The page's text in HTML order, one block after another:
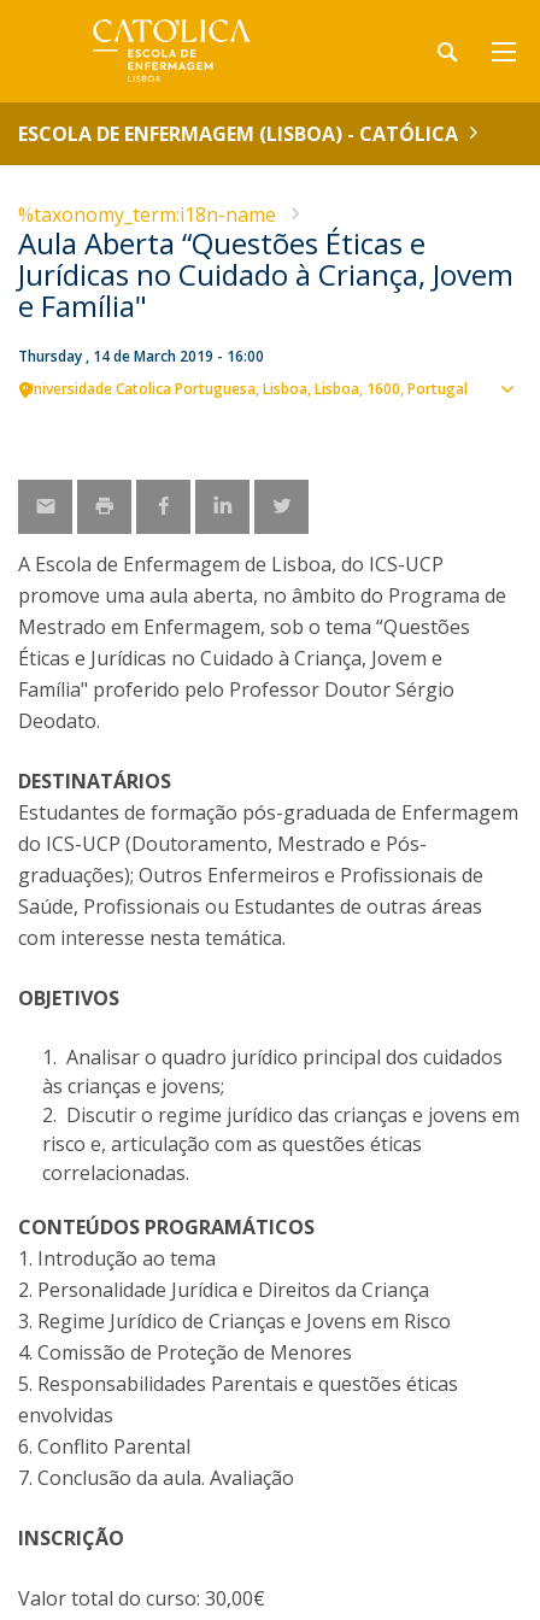
ESCOLA DE ENFERMAGEM (LISBOA) - CATÓLICA
%taxonomy_term:i18n-name
Aula Aberta “Questões Éticas e
Jurídicas no Cuidado à Criança, Jovem
e Família"
Thursday , 14 de March 2019 - 16:00
Universidade Catolica Portuguesa Lisboa Lisboa 1600 Portugal
A Escola de Enfermagem de Lisboa, do ICS-UCP
promove uma aula aberta, no âmbito do Programa de
Mestrado em Enfermagem, sob o tema “Questões
Éticas e Jurídicas no Cuidado à Criança, Jovem e
Família" proferido pelo Professor Doutor Sérgio
Deodato.
DESTINATÁRIOS
Estudantes de formação pós-graduada de Enfermagem
do ICS-UCP (Doutoramento, Mestrado e Pós-
graduações); Outros Enfermeiros e Profissionais de
Saúde, Profissionais ou Estudantes de outras áreas
com interesse nesta temática.
OBJETIVOS
Analisar o quadro jurídico principal dos cuidados
às crianças e jovens;
Discutir o regime jurídico das crianças e jovens em
risco e, articulação com as questões éticas
correlacionadas.
CONTEÚDOS PROGRAMÁTICOS
1. Introdução ao tema
2. Personalidade Jurídica e Direitos da Criança
3. Regime Jurídico de Crianças e Jovens em Risco
4. Comissão de Proteção de Menores
5. Responsabilidades Parentais e questões éticas
envolvidas
6. Conflito Parental
7. Conclusão da aula. Avaliação
INSCRIÇÃO
Valor total do curso: 30,00€